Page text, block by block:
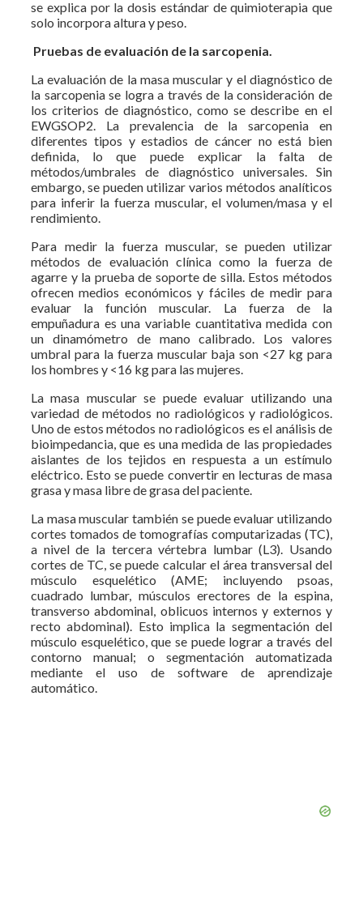
se explica por la dosis estándar de quimioterapia que
solo incorpora altura y peso.
Pruebas de evaluación de la sarcopenia
La evaluación de la masa muscular y el diagnóstico de
la sarcopenia se logra a través de la consideración de
los criterios de diagnóstico, como se describe en el
EWGSOP2. La prevalencia de la sarcopenia en
diferentes tipos y estadios de cáncer no está bien
definida, lo que puede explicar la falta de
métodos/umbrales de diagnóstico universales. Sin
embargo, se pueden utilizar varios métodos analíticos
para inferir la fuerza muscular, el volumen/masa y el
rendimiento.
Para medir la fuerza muscular, se pueden utilizar
métodos de evaluación clínica como la fuerza de
agarre y la prueba de soporte de silla. Estos métodos
ofrecen medios económicos y fáciles de medir para
evaluar la función muscular. La fuerza de la
empuñadura es una variable cuantitativa medida con
un dinamómetro de mano calibrado. Los valores
umbral para la fuerza muscular baja son <27 kg para
los hombres y <16 kg para las mujeres.
La masa muscular se puede evaluar utilizando una
variedad de métodos no radiológicos y radiológicos.
Uno de estos métodos no radiológicos es el análisis de
bioimpedancia, que es una medida de las propiedades
aislantes de los tejidos en respuesta a un estímulo
eléctrico. Esto se puede convertir en lecturas de masa
grasa y masa libre de grasa del paciente.
La masa muscular también se puede evaluar utilizando
cortes tomados de tomografías computarizadas (TC),
a nivel de la tercera vértebra lumbar (L3). Usando
cortes de TC, se puede calcular el área transversal del
músculo esquelético (AME; incluyendo psoas,
cuadrado lumbar, músculos erectores de la espina,
transverso abdominal, oblicuos internos y externos y
recto abdominal). Esto implica la segmentación del
músculo esquelético, que se puede lograr a través del
contorno manual; o segmentación automatizada
mediante el uso de software de aprendizaje
automático.